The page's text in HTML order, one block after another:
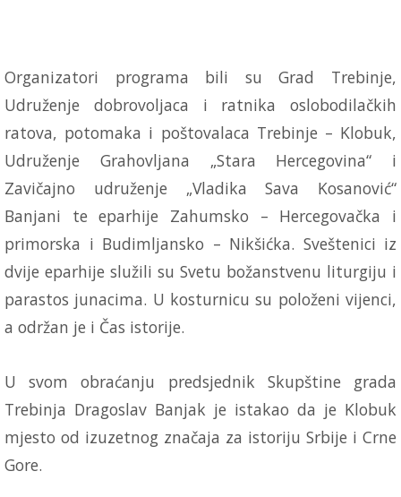
Organizatori programa bili su Grad Trebinje,
Udruženje dobrovoljaca i ratnika oslobodilačkih
ratova, potomaka i poštovalaca Trebinje – Klobuk,
Udruženje Grahovljana „Stara Hercegovina“ i
Zavičajno udruženje „Vladika Sava Kosanović“
Banjani te eparhije Zahumsko – Hercegovačka i
primorska i Budimljansko – Nikšićka. Sveštenici iz
dvije eparhije služili su Svetu božanstvenu liturgiju i
parastos junacima. U kosturnicu su položeni vijenci,
a održan je i Čas istorije.
U svom obraćanju predsjednik Skupštine grada
Trebinja Dragoslav Banjak je istakao da je Klobuk
mjesto od izuzetnog značaja za istoriju Srbije i Crne
Gore.